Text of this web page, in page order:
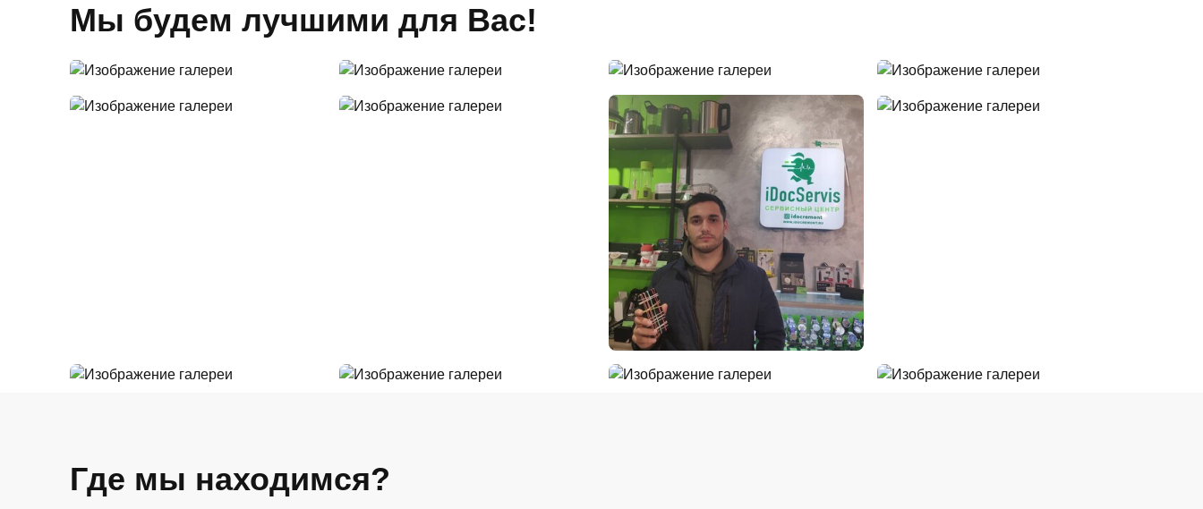
Мы будем лучшими для Вас!
Где мы находимся?